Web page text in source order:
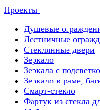
Проекты
Душевые
Лестничные
Стеклянные двери
Зеркало
Зеркала с
Зеркало в раме,
Смарт-стекло
Фартук из стекла